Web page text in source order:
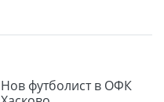
Нов футболист в ОФК